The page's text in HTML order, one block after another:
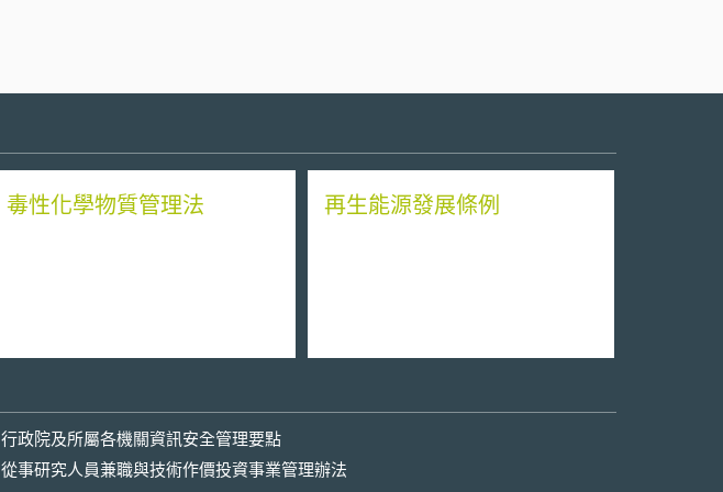
毒性化學物質管理法 再生能源發展條例
行政院及所屬各機關資訊安全管理要點
從事研究人員兼職與技術作價投資事業管理辦法